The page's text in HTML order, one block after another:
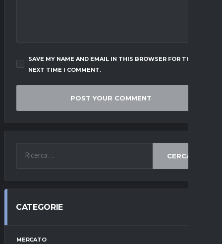
SAVE MY NAME AND EMAIL IN THIS BROWSER FOR THE
NEXT TIME I COMMENT.
CERCA
CATEGORIE
MERCATO